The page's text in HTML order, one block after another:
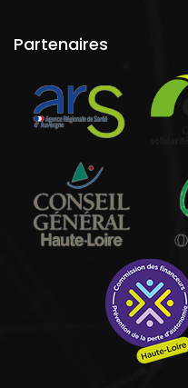
Partenaires